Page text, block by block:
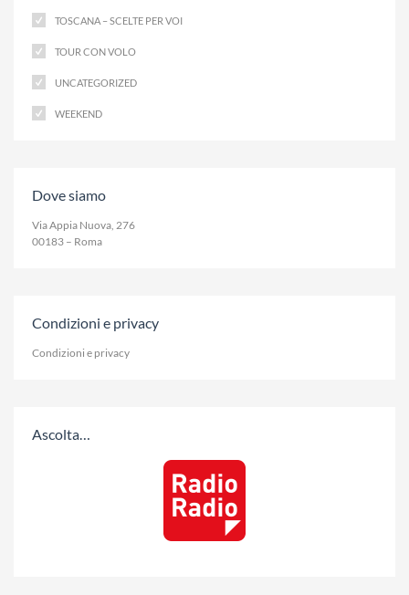
TOSCANA – SCELTE PER VOI
TOUR CON VOLO
UNCATEGORIZED
WEEKEND
Dove siamo
Via Appia Nuova, 276
00183 – Roma
Condizioni e privacy
Condizioni e privacy
Ascolta…